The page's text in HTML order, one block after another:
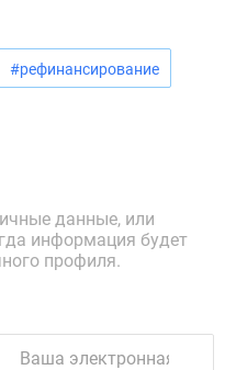
#рефинансирование
данные, или
информация будет
профиля.